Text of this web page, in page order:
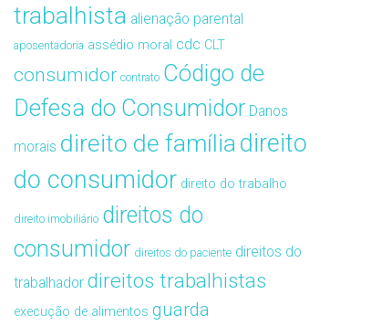
trabalhista alienação parental
aposentadoria assédio moral cdc CLT
consumidor contrato Código de
Defesa do Consumidor Danos
morais direito de famíliadireito
do consumidor direito do trabalho
direito imobiliário direitos do
consumidor direitos do paciente direitos do
trabalhador direitos trabalhistas
execução de alimentos guarda